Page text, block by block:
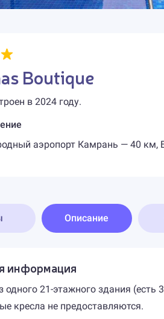
Boutique
в 2024 году.
аэропорт Камрань — 40 км,
Описание
информация
одного 21-этажного здания
кресла не предоставляются.